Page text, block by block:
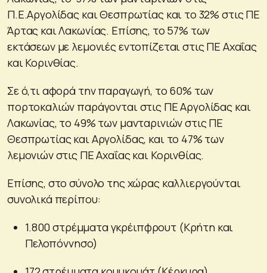
Π.Ε.Αργολίδας και Θεσπρωτίας και το 32% στις ΠΕ
Άρτας και Λακωνίας. Επίσης, το 57% των
εκτάσεων με λεμονιές εντοπίζεται στις ΠΕ Αχαΐας
και Κορινθίας.
Σε ό,τι αφορά την παραγωγή, το 60% των
πορτοκαλιών παράγονται στις ΠΕ Αργολίδας και
Λακωνίας, το 49% των μανταρινιών στις ΠΕ
Θεσπρωτίας και Αργολίδας, και το 47% των
λεμονιών στις ΠΕ Αχαΐας και Κορινθίας.
Επίσης, στο σύνολο της χώρας καλλιεργούνται
συνολικά περίπου:
1.800 στρέμματα γκρέιπφρουτ (Κρήτη και
Πελοπόννησο)